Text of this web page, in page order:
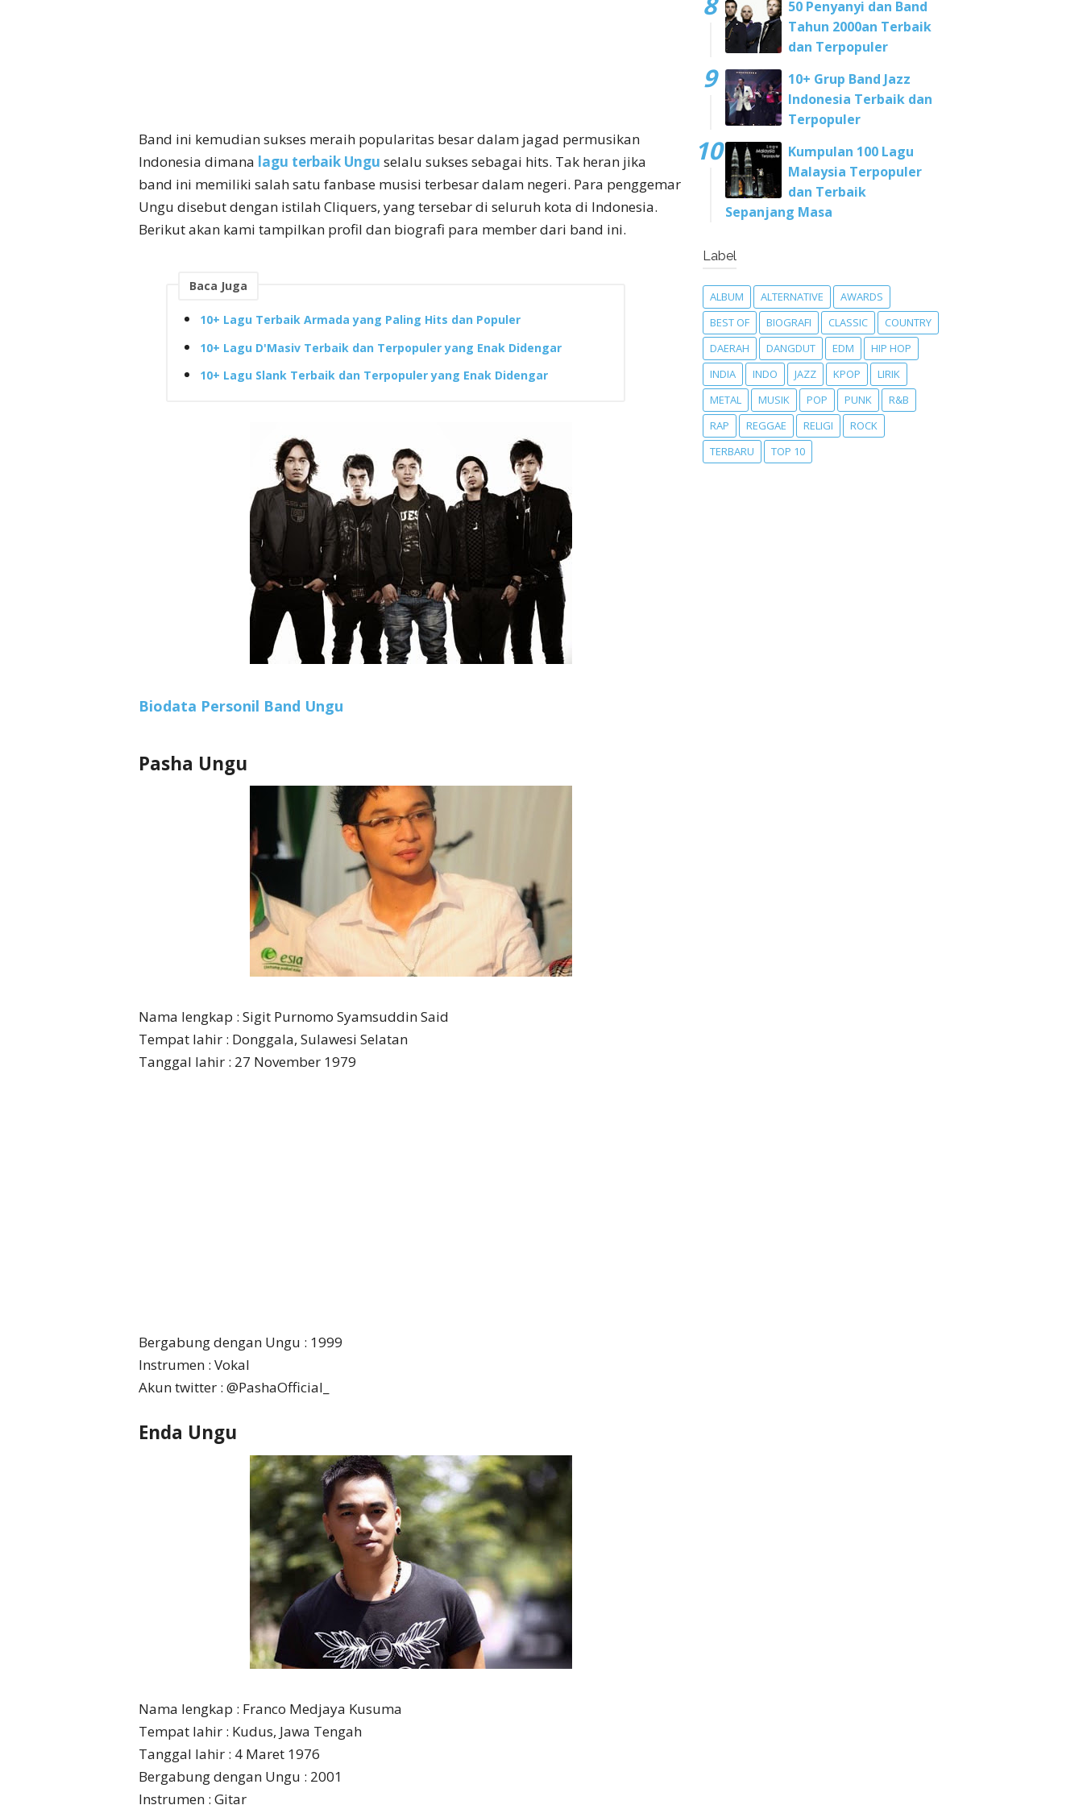
Band ini kemudian sukses meraih popularitas besar dalam jagad permusikan
Indonesia dimana lagu terbaik Ungu selalu sukses sebagai hits. Tak heran jika
band ini memiliki salah satu fanbase musisi terbesar dalam negeri. Para penggemar
Ungu disebut dengan istilah Cliquers, yang tersebar di seluruh kota di Indonesia.
Berikut akan kami tampilkan profil dan biografi para member dari band ini.
Baca Juga
10+ Lagu Terbaik Armada yang Paling Hits dan Populer
10+ Lagu D'Masiv Terbaik dan Terpopuler yang Enak Didengar
10+ Lagu Slank Terbaik dan Terpopuler yang Enak Didengar
Biodata Personil Band Ungu
Pasha Ungu
Nama lengkap : Sigit Purnomo Syamsuddin Said
Tempat lahir : Donggala, Sulawesi Selatan
Tanggal lahir : 27 November 1979
Bergabung dengan Ungu : 1999
Instrumen : Vokal
Akun twitter : @PashaOfficial_
Enda Ungu
Nama lengkap : Franco Medjaya Kusuma
Tempat lahir : Kudus, Jawa Tengah
Tanggal lahir : 4 Maret 1976
Bergabung dengan Ungu : 2001
Instrumen : Gitar
50 Penyanyi dan Band
Tahun 2000an Terbaik
dan Terpopuler
10+ Grup Band Jazz
Indonesia Terbaik dan
Terpopuler
Kumpulan 100 Lagu
Malaysia Terpopuler
dan Terbaik
Sepanjang Masa
Label
ALBUM ALTERNATIVE
AWARDS
BEST OF
BIOGRAFI CLASSIC
COUNTRY
DAERAH
DANGDUT EDM
HIP HOP
INDIA
INDO JAZZ KPOP
LIRIK
METAL
MUSIK POP PUNK
R&B
RAP
REGGAE RELIGI
ROCK
TERBARU
TOP 10